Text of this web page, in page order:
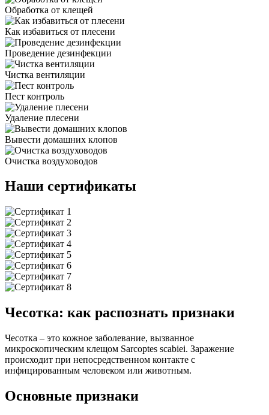
Обработка от клещей
Как избавиться от плесени
Проведение дезинфекции
Чистка вентиляции
Пест контроль
Удаление плесени
Вывести домашних клопов
Очистка воздуховодов
Наши сертификаты
Чесотка: как распознать признаки
Чесотка – это кожное заболевание, вызванное
микроскопическим клещом Sarcoptes scabiei. Заражение
происходит при непосредственном контакте с
инфицированным человеком или животным.
Основные признаки